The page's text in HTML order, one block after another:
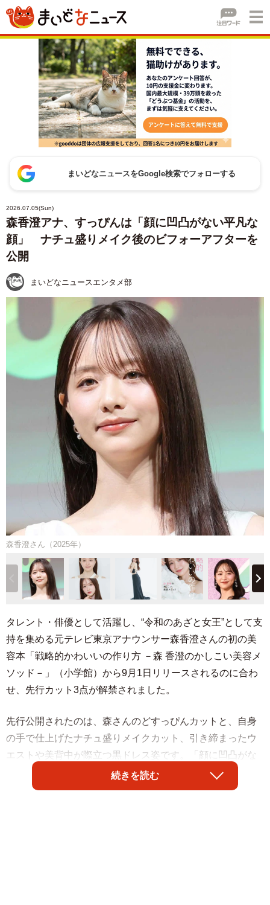
まいどなニュースをGoogle検索でフォローする
2026.07.05(Sun)
森香澄アナ、すっぴんは「顔に凹凸がない平凡な
顔」 ナチュ盛りメイク後のビフォーアフターを
公開
まいどなニュースエンタメ部
森香澄さん（2025年）
タレント・俳優として活躍し、“令和のあざと女王”として支
持を集める元テレビ東京アナウンサー森香澄さんの初の美
容本「戦略的かわいいの作り方 －森 香澄のかしこい美容メ
ソッド－」（小学館）から9月1日リリースされるのに合わ
せ、先行カット3点が解禁されました。
先行公開されたのは、森さんのどすっぴんカットと、自身
の手で仕上げたナチュ盛りメイクカット、引き締まったウ
エストや美背中が際立つ黒ドレス姿です。「顔に凹凸がな
い平凡な顔」と語る森さんですが、その素材を活かし、メ
イクで“盛る”独自のテクニックが本書にはたっぷりと詰め込
続きを読む